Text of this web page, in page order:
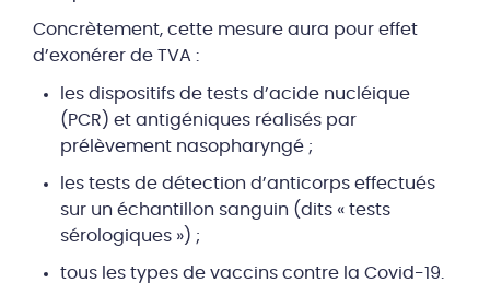
Concrètement, cette mesure aura pour effet
d’exonérer de TVA :
les dispositifs de tests d’acide nucléique
(PCR) et antigéniques réalisés par
prélèvement nasopharyngé ;
les tests de détection d’anticorps effectués
sur un échantillon sanguin (dits « tests
sérologiques ») ;
tous les types de vaccins contre la Covid-19.